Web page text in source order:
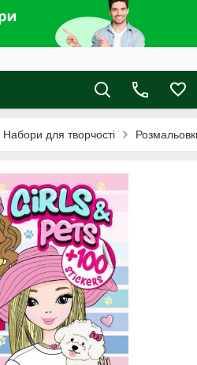
Набори для творчості